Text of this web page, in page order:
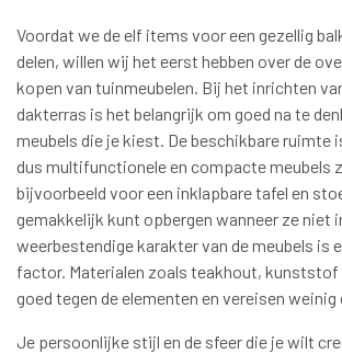
Voordat we de elf items voor een gezellig
delen, willen wij het eerst hebben over de
kopen van tuinmeubelen. Bij het inrichten
dakterras is het belangrijk om goed na te
meubels die je kiest. De beschikbare ruimte
dus multifunctionele en compacte meubels
bijvoorbeeld voor een inklapbare tafel en
gemakkelijk kunt opbergen wanneer ze niet
weerbestendige karakter van de meubels is
factor. Materialen zoals teakhout, kunststof
goed tegen de elementen en vereisen weinig
Je persoonlijke stijl en de sfeer die je wilt